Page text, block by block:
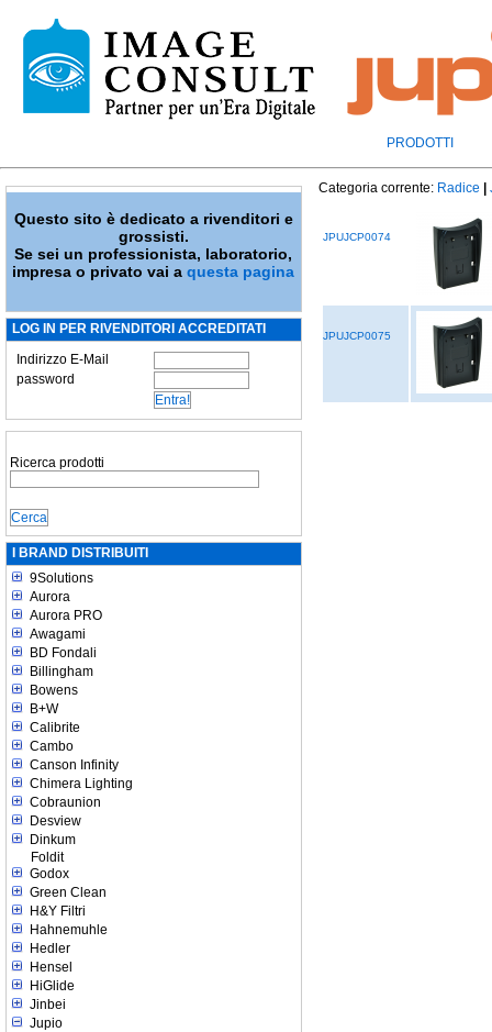
PRODOTTI
Questo sito è dedicato a rivenditori e
grossisti.
Se sei un professionista, laboratorio,
impresa o privato vai aquesta pagina
LOG IN PER RIVENDITORI ACCREDITATI
Indirizzo E-Mail
password
Ricerca prodotti
I BRAND DISTRIBUITI
9Solutions
Aurora
Aurora PRO
Awagami
BD Fondali
Billingham
Bowens
B+W
Calibrite
Cambo
Canson Infinity
Chimera Lighting
Cobraunion
Desview
Dinkum
Foldit
Godox
Green Clean
H&Y Filtri
Hahnemuhle
Hedler
Hensel
HiGlide
Jinbei
Jupio
Categoria corrente: Radice
JPUJCP0074
JPUJCP0075